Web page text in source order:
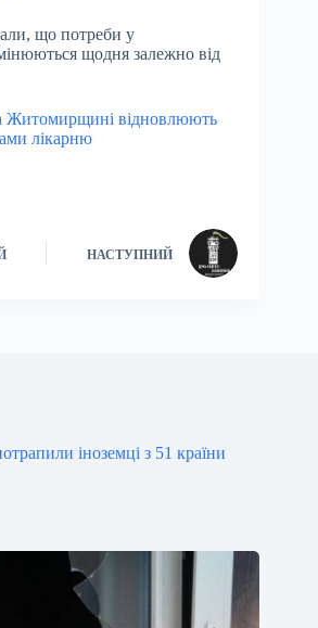
що потреби у
щодня залежно від
Житомирщині відновлюють
лікарню
НАСТУПНИЙ
іноземці з 51 країни